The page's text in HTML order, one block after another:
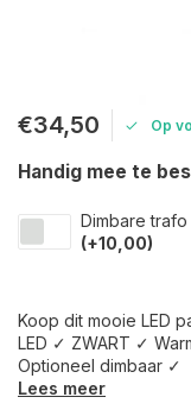
€34,50 Op
Handig mee te
Dimbare
(+10,00)
Koop dit mooie LED
LED ✓ ZWART ✓
Optioneel dimbaar ✓
Lees meer